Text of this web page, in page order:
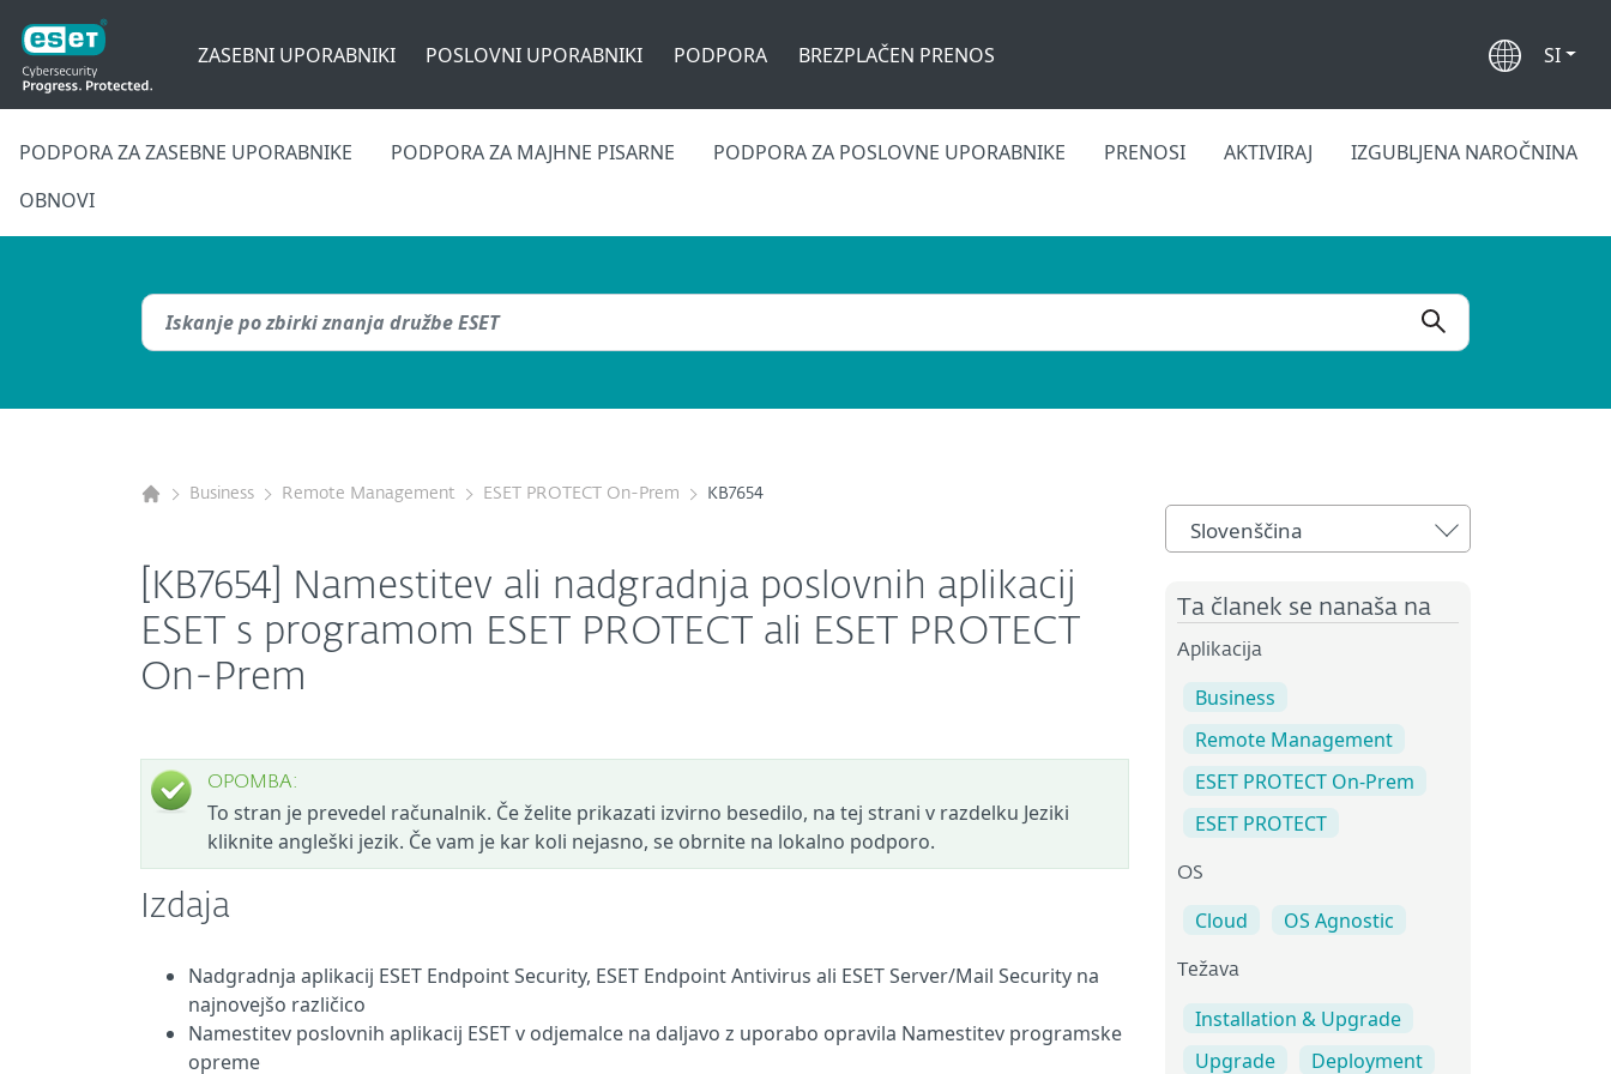
ZASEBNI UPORABNIKI POSLOVNI UPORABNIKI PODPORA BREZPLAČEN PRENOS SI
PODPORA ZA ZASEBNE UPORABNIKE PODPORA ZA MAJHNE PISARNE PODPORA ZA POSLOVNE UPORABNIKE PRENOSI AKTIVIRAJ
IZGUBLJENA NAROČNINA
OBNOVI
Business Remote Management ESET PROTECT On-Prem KB7654
[KB7654] Namestitev ali nadgradnja poslovnih aplikacij
ESET s programom ESET PROTECT ali ESET PROTECT
On-Prem
OPOMBA:
To stran je prevedel računalnik. Če želite prikazati izvirno besedilo, na tej strani v razdelku Jeziki
kliknite angleški jezik. Če vam je kar koli nejasno, se obrnite na lokalno podporo.
Izdaja
Nadgradnja aplikacij ESET Endpoint Security, ESET Endpoint Antivirus ali ESET Server/Mail Security na
najnovejšo različico
Namestitev poslovnih aplikacij ESET v odjemalce na daljavo z uporabo opravila Namestitev programske
opreme
Slovenščina
Ta članek se nanaša na
Aplikacija
Business
Remote Management
ESET PROTECT On-Prem
ESET PROTECT
OS
Cloud OS Agnostic
Težava
Installation & Upgrade
Upgrade
Deployment